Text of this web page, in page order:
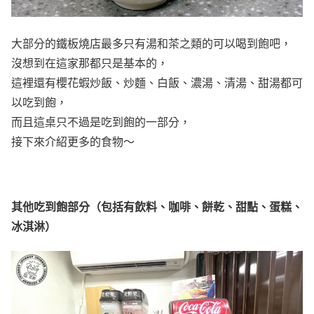
大部分的鐵板燒店最多只有湯和茶之類的可以喝到飽吧，
沒想到在這家那都只是基本的，
這裡還有櫻花蝦炒飯、炒麵、白飯、濃湯、清湯、甜湯都可
以吃到飽，
而且這桌只不過是吃到飽的一部分，
接下來介紹更多的食物～
其他吃到飽部分（包括有飲料、咖啡、餅乾、甜點、蛋糕、
冰淇淋）